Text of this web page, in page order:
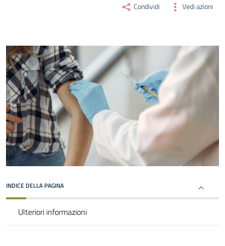
Condividi Vedi azioni
INDICE DELLA PAGINA
Ulteriori informazioni